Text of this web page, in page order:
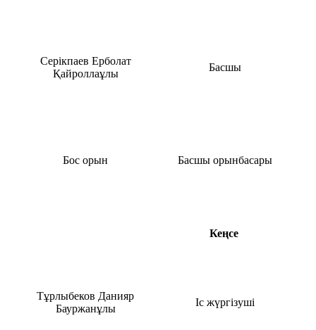
Серікпаев Ерболат
Қайроллаұлы
Басшы
Бос орын Басшы орынбасары
Кеңсе
Тұрлыбеков Данияр
Бауржанұлы
Іс жүргізуші